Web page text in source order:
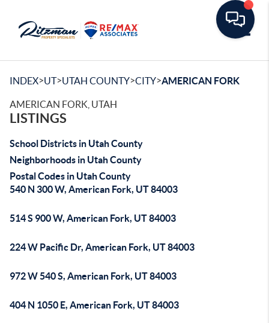
INDEX>UT>UTAH COUNTY>CITY>AMERICAN FORK
AMERICAN FORK, UTAH
LISTINGS
School Districts in Utah County
Neighborhoods in Utah County
Postal Codes in Utah County
540 N 300 W, American Fork, UT 84003
514 S 900 W, American Fork, UT 84003
224 W Pacific Dr, American Fork, UT 84003
972 W 540 S, American Fork, UT 84003
404 N 1050 E, American Fork, UT 84003